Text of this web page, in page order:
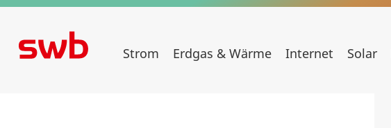
Strom Erdgas & Wärme Internet Solar